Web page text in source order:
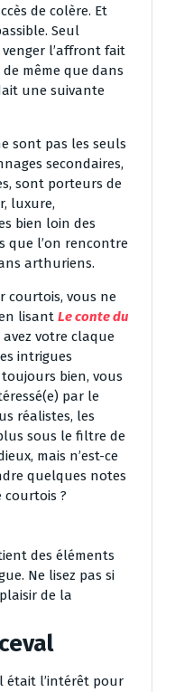
de colère. Et
Seul
venger l’affront fait
même que dans
une suivante
sont pas les seuls
secondaires,
sont porteurs de
luxure,
bien loin des
que l’on rencontre
arthuriens.
courtois, vous ne
lisant Le conte du
avez votre claque
intrigues
bien, vous
par le
réalistes, les
sous le filtre de
mais n’est-ce
quelques notes
courtois ?
des éléments
Ne lisez pas si
de la
était l’intérêt pour